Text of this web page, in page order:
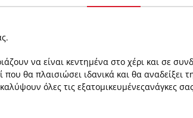
να είναι κεντημένα στο χέρι και σε
που θα πλαισιώσει ιδανικά και θα
όλες τις εξατομικευμένεςανάγκες